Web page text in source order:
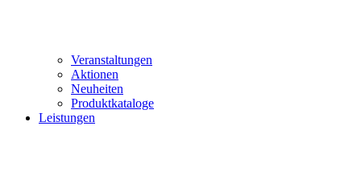
Veranstaltungen
Aktionen
Neuheiten
Produktkataloge
Leistungen